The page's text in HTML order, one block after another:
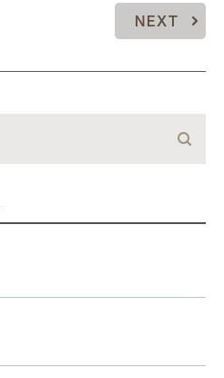
NEXT